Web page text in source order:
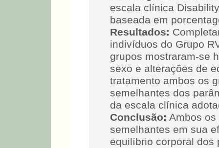
escala clínica
baseada em
Resultados:
indivíduos do Grupo
grupos mostraram-se
sexo e alterações de
tratamento ambos os
semelhantes dos
da escala clínica
Conclusão: Ambos
semelhantes em sua
equilíbrio corporal dos